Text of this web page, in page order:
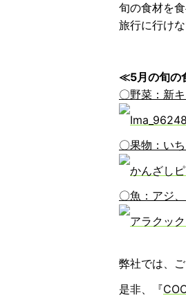
旬の食材を
旅行に行け
≪5月の旬の
〇野菜：新
〇果物：い
〇魚：アジ
弊社では、
是非、『